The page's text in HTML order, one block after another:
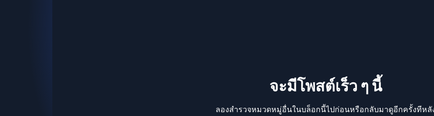
จะมีโพสต์เร็ว ๆ นี้
ลองสำรวจหมวดหมู่อื่นในบล็อกนี้ไปก่อนหรือกลับมาดูอีกครั้งทีหลั